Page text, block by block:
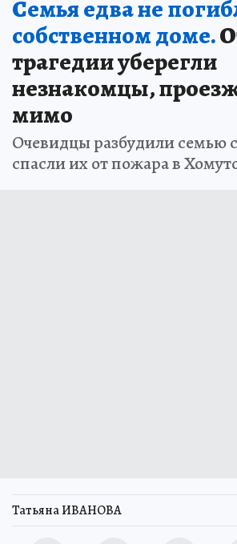
Семья едва не
собственном доме.
трагедии уберегли
незнакомцы,
мимо
Очевидцы разбудили семью
спасли их от пожара в
Татьяна ИВАНОВА